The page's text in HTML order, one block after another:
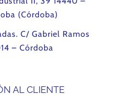
(Córdoba)
C/ Gabriel Ramos
– Córdoba
AL CLIENTE